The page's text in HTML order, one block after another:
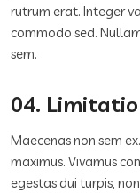
rutrum erat. Integer
commodo sed.
sem.
04.
Maecenas non sem
maximus. Vivamus
egestas dui turpis,